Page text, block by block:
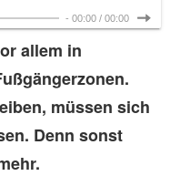
- 00:00 / 00:00
allem in
müssen sich
Denn sonst